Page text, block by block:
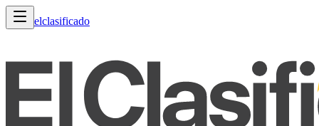
elclasificado